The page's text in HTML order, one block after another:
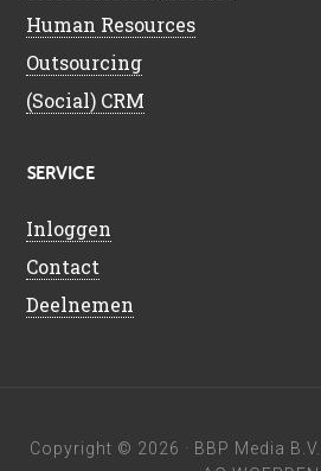
Human Resources
Outsourcing
(Social) CRM
SERVICE
Inloggen
Contact
Deelnemen
Copyright © 2026 · BBP Media B.V.